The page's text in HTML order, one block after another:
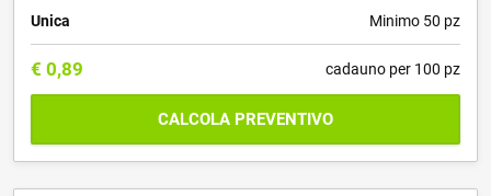
Unica Minimo 50 pz
€ 0,89 cadauno per 100 pz
CALCOLA PREVENTIVO